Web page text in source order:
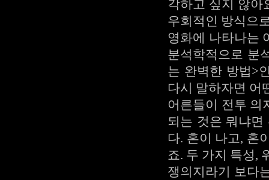
각하고 싶지 않아
우회적인 방식으
영화에 나타나는
분석학적으로 분
는 완벽한 방법>
다시 말하자면 어
어른들이 전투 의
되는 것은 뭐냐
다. 혼이 나고, 혼
죠. 두 가지 특성,
쟁의지라기 보다